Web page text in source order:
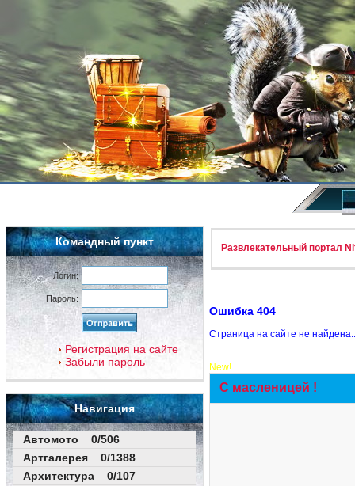
Командный пункт
Логин:
Пароль:
Регистрация на сайте
Забыли пароль
Навигация
Автомото 0/506
Артгалерея 0/1388
Архитектура 0/107
Развлекательный портал
Ошибка 404
Страница на сайте не
New!
С масленицей !